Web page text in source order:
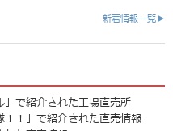
新着情報一覧▶
」で紹介された工場直売所
！！」で紹介された直売情報